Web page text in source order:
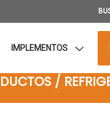
IMPLEMENTOS
/